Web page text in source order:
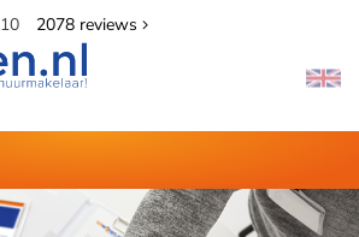
10 2078reviews